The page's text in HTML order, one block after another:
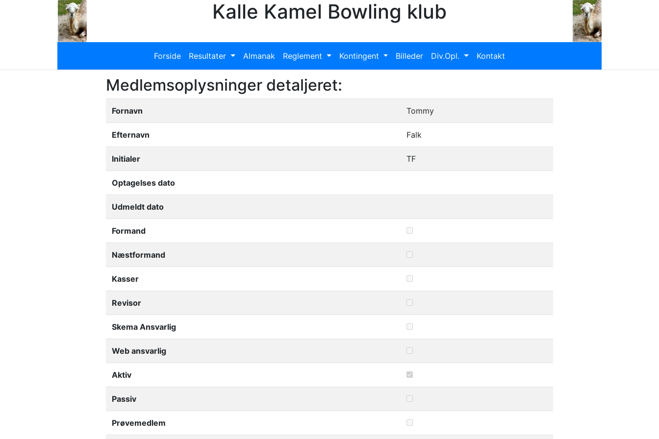
Kalle Kamel Bowling klub
Forside Resultater Almanak Reglement Kontingent Billeder Div.Opl. Kontakt
Medlemsoplysninger detaljeret:
Fornavn Tommy
Efternavn Falk
Initialer TF
Optagelses dato
Udmeldt dato
Formand
Næstformand
Kasser
Revisor
Skema Ansvarlig
Web ansvarlig
Aktiv
Passiv
Prøvemedlem